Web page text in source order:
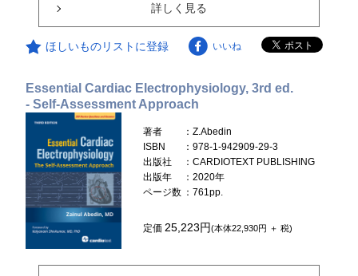
詳しく見る
ほしいものリストに登録 いいね
Essential Cardiac Electrophysiology, 3rd ed.
- Self-Assessment Approach
著者
：Z.Abedin
ISBN
：978-1-942909-29-3
出版社
：CARDIOTEXT PUBLISHING
出版年
：2020年
ページ数 ：761pp.
定価 25,223円(本体22,930円 ＋ 税)